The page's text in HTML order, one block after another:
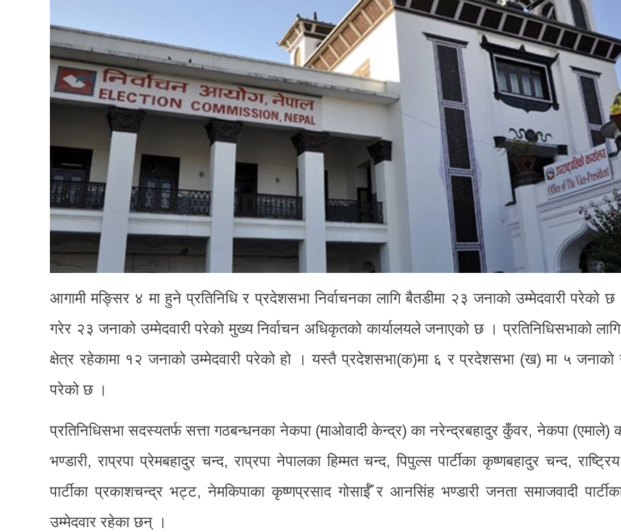
आगामी मङ्सिर ४ मा हुने प्रतिनिधि र प्रदेशसभा निर्वाचनका लागि बैतडीमा २३ जनाको उम्मेदवारी परेको
गरेर २३ जनाको उम्मेदवारी परेको मुख्य निर्वाचन अधिकृतको कार्यालयले जनाएको छ । प्रतिनिधिसभाको
क्षेत्र रहेकामा १२ जनाको उम्मेदवारी परेको हो । यस्तै प्रदेशसभा(क)मा ६ र प्रदेशसभा (ख) मा ५ जनाको
परेको छ ।
प्रतिनिधिसभा सदस्यतर्फ सत्ता गठबन्धनका नेकपा (माओवादी केन्द्र) का नरेन्द्रबहादुर कुँवर, नेकपा (एमाले)
भण्डारी, राप्रपा प्रेमबहादुर चन्द, राप्रपा नेपालका हिम्मत चन्द, पिपुल्स पार्टीका कृष्णबहादुर चन्द,
पार्टीका प्रकाशचन्द्र भट्ट, नेमकिपाका कृष्णप्रसाद गोसाईँ र आनसिंह भण्डारी जनता समाजवादी
उम्मेदवार रहेका छन् ।